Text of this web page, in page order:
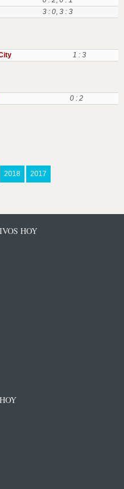
3 : 0, 3 : 3
1 : 3
0 : 2
2018 2017
HOY